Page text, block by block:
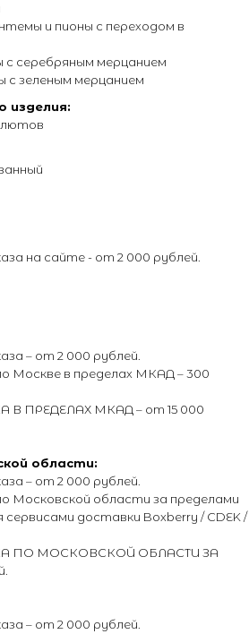
и пионы с переходом в
серебряным мерцанием
зеленым мерцанием
изделия:
на сайте - от 2 000 рублей.
– от 2 000 рублей.
Москве в пределах МКАД – 300
ПРЕДЕЛАХ МКАД – от 15 000
области:
– от 2 000 рублей.
Московской области за пределами
доставки Boxberry / CDEK /
ПО МОСКОВСКОЙ ОБЛАСТИ ЗА
– от 2 000 рублей.